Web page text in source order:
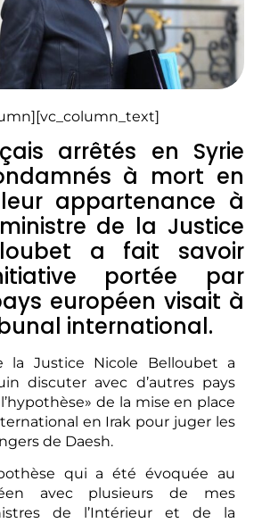
arrêtés en Syrie
à mort en
appartenance à
de la Justice
a fait savoir
portée par
européen visait à
international.
la Justice Nicole Belloubet a
discuter avec d’autres pays
de la mise en place
en Irak pour juger les
de Daesh.
qui a été évoquée au
avec plusieurs de mes
de l’Intérieur et de la